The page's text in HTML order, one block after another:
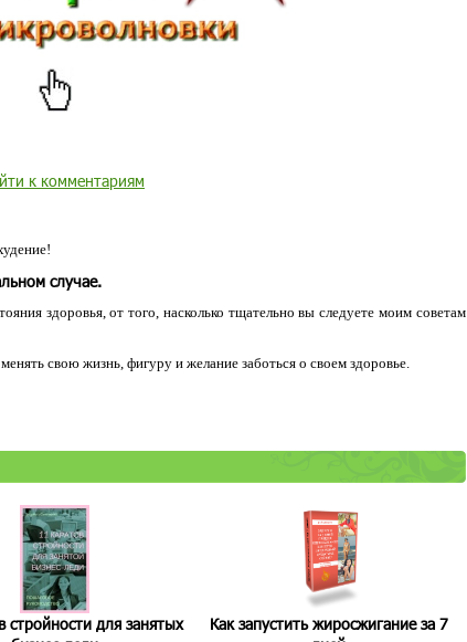
к комментариям
случае.
здоровья, от того, насколько тщательно вы следуете моим советам
свою жизнь, фигуру и желание заботься о своем здоровье.
стройности для занятых
Как запустить жиросжигание за 7